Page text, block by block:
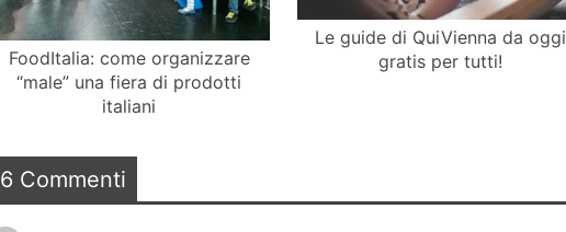
FoodItalia: come organizzare
“male” una fiera di prodotti
italiani
Le guide di QuiVienna da oggi
gratis per tutti!
6 Commenti